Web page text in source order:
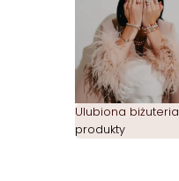
Ulubiona biżuteria
produkty